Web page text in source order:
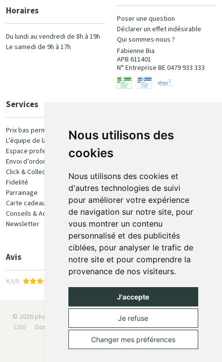
Nous utilisons des
cookies
Nous utilisons des cookies et
d'autres technologies de suivi
pour améliorer votre expérience
de navigation sur notre site, pour
vous montrer un contenu
personnalisé et des publicités
ciblées, pour analyser le trafic de
notre site et pour comprendre la
provenance de nos visiteurs.
J'accepte
Je refuse
Changer mes préférences
Horaires
Du lundi au vendredi de 8h à 19h
Le samedi de 9h à 17h
Poser une question
Déclarer un effet indésirable
Qui sommes-nous ?
Fabienne Bia
APB 611401
N° Entreprise BE 0479 933 333
Services
Prix bas permanent
L’équipe de la pharmacie
Espace professionnel
Envoi d’ordonnance
Click & Collect
Fidelité
Parrainage
Carte cadeau
Conseils & Actualités
Newsletter
Avis
4,5/5
100% sécurisé
Retrait et livraison
Retrait en Click & Collect
Livraison à domicile
Livraison en Point Relais
© 2026 pharmaone.be Tous droits réservés
CGV
Données personnelles Cookies
Préférences Cookies
Apotekisto